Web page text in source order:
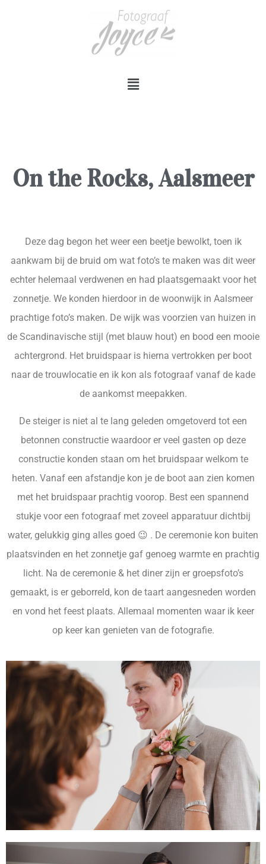
On the Rocks, Aalsmeer
Deze dag begon het weer een beetje bewolkt, toen ik
aankwam bij de bruid om wat foto’s te maken was dit weer
echter helemaal verdwenen en had plaatsgemaakt voor het
zonnetje. We konden hierdoor in de woonwijk in Aalsmeer
prachtige foto’s maken. De wijk was voorzien van huizen in
de Scandinavische stijl (met blauw hout) en bood een mooie
achtergrond. Het bruidspaar is hierna vertrokken per boot
naar de trouwlocatie en ik kon als fotograaf vanaf de kade
de aankomst meepakken.
De steiger is niet al te lang geleden omgetoverd tot een
betonnen constructie waardoor er veel gasten op deze
constructie konden staan om het bruidspaar welkom te
heten. Vanaf een afstandje kon je de boot aan zien komen
met het bruidspaar prachtig voorop. Best een spannend
stukje voor een fotograaf met zoveel apparatuur dichtbij
water, gelukkig ging alles goed 😉 . De ceremonie kon buiten
plaatsvinden en het zonnetje gaf genoeg warmte en prachtig
licht. Na de ceremonie & het diner zijn er groepsfoto’s
gemaakt, is er geborreld, kon de taart aangesneden worden
en vond het feest plaats. Allemaal momenten waar ik keer
op keer kan genieten van de fotografie.